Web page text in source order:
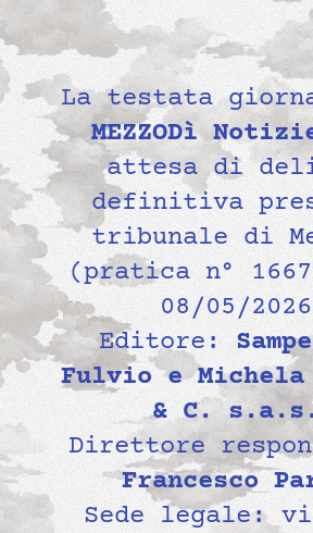
La testata
MEZZODì
attesa di
definitiva
tribunale di
(pratica n°
08/05/
Editore:
Fulvio e Michela
& C.
Direttore
Francesco
Sede legale: